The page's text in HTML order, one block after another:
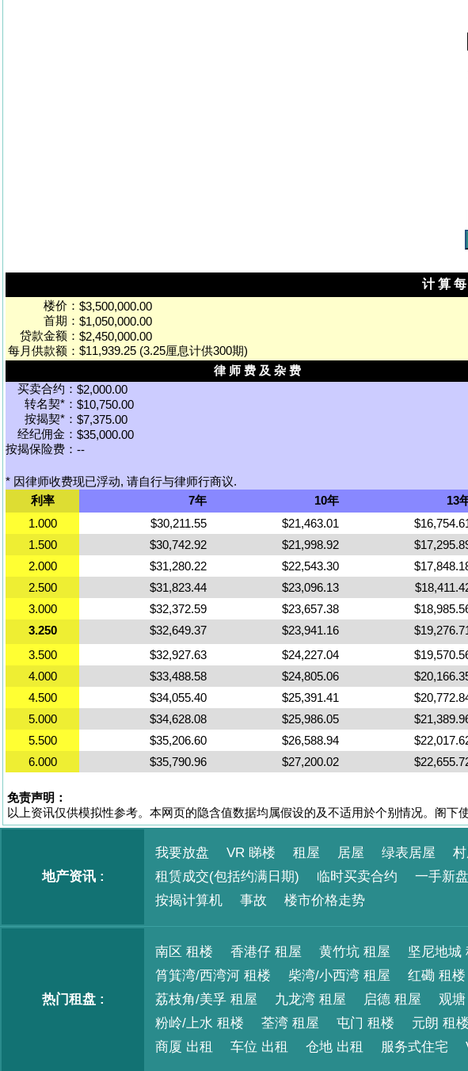
计 算
楼价： $3,500,000.00
首期： $1,050,000.00
贷款金额： $2,450,000.00
每月供款额： $11,939.25 (3.25厘息计供300期)
律 师 费 及 杂 费
买卖合约： $2,000.00
转名契*： $10,750.00
按揭契*： $7,375.00
经纪佣金： $35,000.00
按揭保险费： --
* 因律师收费现已浮动, 请自行与律师行商议.
利率
7年 10年 13
1.000
$30,211.55 $21,463.01
1.500
$30,742.92 $21,998.92
2.000
$31,280.22 $22,543.30
2.500
$31,823.44 $23,096.13
3.000
$32,372.59 $23,657.38
3.250
$32,649.37 $23,941.16
3.500
$32,927.63 $24,227.04
4.000
$33,488.58 $24,805.06
4.500
$34,055.40 $25,391.41
5.000
$34,628.08 $25,986.05
5.500
$35,206.60 $26,588.94
6.000
$35,790.96 $27,200.02
免责声明：
以上资讯仅供模拟性参考。本网页的隐含值数据均属假设的及不适用於个别情况。阁
地产资讯 :
我要放盘 VR 睇楼 租屋 居屋 绿表居屋
租赁成交(包括约满日期)
临时买卖合约 一手新盘
按揭计算机
事故 楼市价格走势
热门租盘 :
南区 租楼 香港仔 租屋 黄竹坑 租屋 坚尼地城
筲箕湾/西湾河 租楼
柴湾/小西湾 租屋 红磡 租楼
荔枝角/美孚 租屋
九龙湾 租屋 启德 租屋 观
粉岭/上水 租楼
荃湾 租屋 屯门 租楼 元朗 租楼
商厦 出租
车位 出租 仓地 出租 服务式住宅